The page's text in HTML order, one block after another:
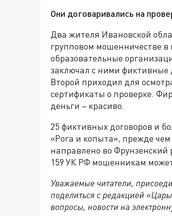
Они договаривались на
Два жителя Ивановской
групповом мошенничестве
образовательные
заключал с ними фиктивные
Второй приходил для
сертификаты о проверке.
деньги – красиво.
25 фиктивных договоров и
«Рога и копыта», прежде
направлено во
159 УК РФ мошенникам
Уважаемые читатели,
поделиться с редакцией
вопросы, новости на